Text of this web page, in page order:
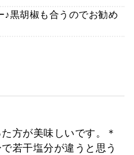
黒胡椒も合うのでお勧め
方が美味しいです。＊
若干塩分が違うと思う